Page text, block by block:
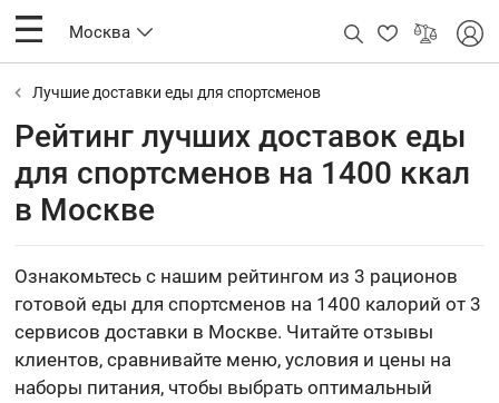
Москва
Лучшие доставки еды для спортсменов
Рейтинг лучших доставок еды
для спортсменов на 1400 ккал
в Москве
Ознакомьтесь с нашим рейтингом из 3 рационов
готовой еды для спортсменов на 1400 калорий от 3
сервисов доставки в Москве. Читайте отзывы
клиентов, сравнивайте меню, условия и цены на
наборы питания, чтобы выбрать оптимальный